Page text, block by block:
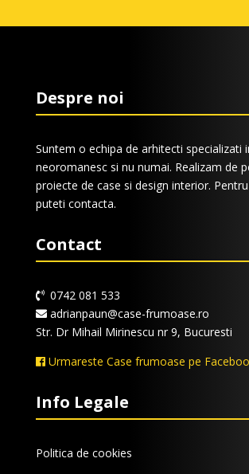
Despre noi
Suntem o echipa de arhitecti specializati
neoromanesc si nu numai. Realizam de
proiecte de case si design interior.
puteti contacta.
Contact
0742 081 533
adrianpaun@case-frumoase.ro
Str. Dr Mihail Mirinescu nr 9, Bucuresti
Urmareste Case frumoase pe
Info Legale
Politica de cookies